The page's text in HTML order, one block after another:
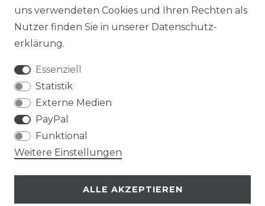
uns verwendeten Cookies und Ihren Rechten als
Nutzer finden Sie in unserer Daten­schutz­
erklärung.
Essenziell
Statistik
Externe Medien
PayPal
Funktional
Weitere Einstellungen
ALLE AKZEPTIEREN